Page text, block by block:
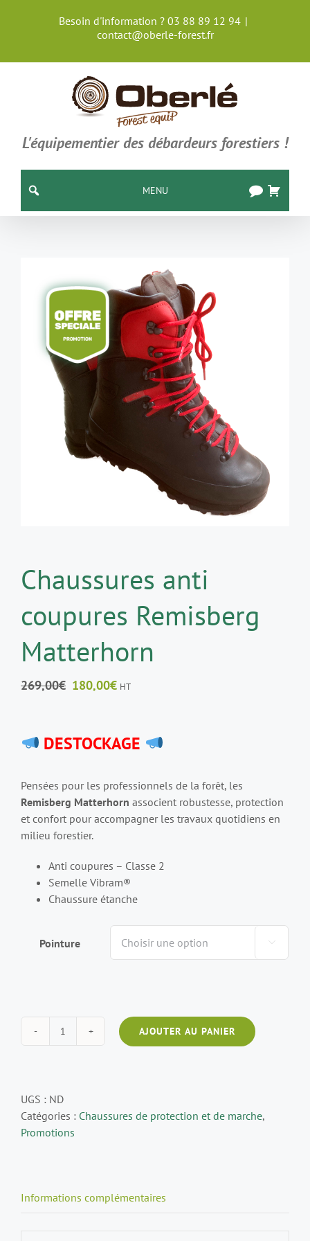
Besoin d'information ? 03 88 89 12 94 |
contact@oberle-forest.fr
L'équipementier des débardeurs forestiers !
MENU
Chaussures anti
coupures Remisberg
Matterhorn
269,00€ Le
269,00€.
180,00€Le
180,00€.
HT
DESTOCKAGE
Pensées pour les professionnels de la forêt, les
Remisberg Matterhorn associent robustesse, protection
et confort pour accompagner les travaux quotidiens en
milieu forestier.
Anti coupures – Classe 2
Semelle Vibram®
Chaussure étanche
Pointure 
AJOUTER AU PANIER
UGS : ND
Catégories : Chaussures de protection et de marche,
Promotions
Informations complémentaires